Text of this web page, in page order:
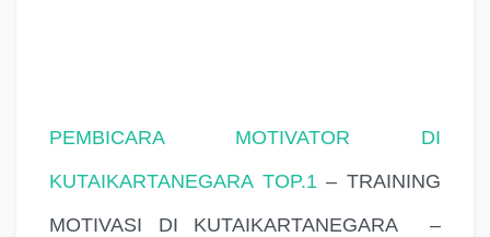
PEMBICARA MOTIVATOR DI
KUTAIKARTANEGARA TOP.1 – TRAINING
MOTIVASI DI KUTAIKARTANEGARA –